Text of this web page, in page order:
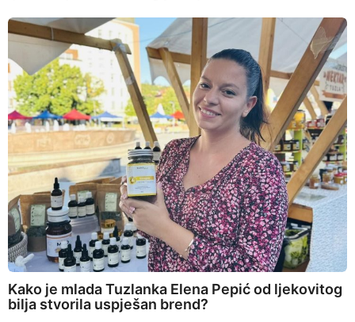
Kako je mlada Tuzlanka Elena Pepić od ljekovitog
bilja stvorila uspješan brend?